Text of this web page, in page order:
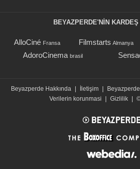
BEYAZPERDE'NIN KARDEŞ
AlloCiné Fransa Filmstarts Almanya
AdoroCinema brasil
Beyazperde Hakkında İletişim
Verilerin korunmasi
Gizlilik